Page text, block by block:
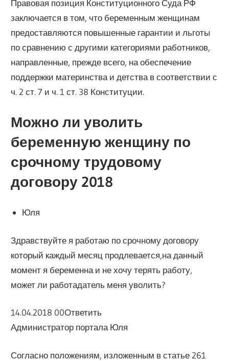
Правовая позиция Конституционного Суда РФ
заключается в том, что беременным женщинам
предоставляются повышенные гарантии и льготы
по сравнению с другими категориями работников,
направленные, прежде всего, на обеспечение
поддержки материнства и детства в соответствии с
ч. 2 ст. 7 и ч. 1 ст. 38 Конституции.
Можно ли уволить
беременную женщину по
срочному трудовому
договору 2018
Юля
Здравствуйте я работаю по срочному договору
который каждый месяц продлевается,на данный
момент я беременна и не хочу терять работу,
может ли работадатель меня уволить?
14.04.2018 00Ответить
Администратор портала Юля
Согласно положениям, изложенным в статье 261